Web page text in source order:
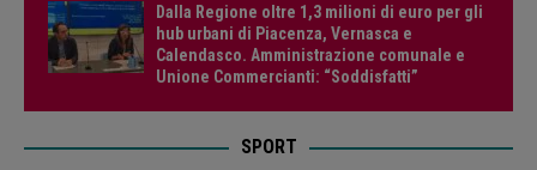
Dalla Regione oltre 1,3 milioni di euro per gli
hub urbani di Piacenza, Vernasca e
Calendasco. Amministrazione comunale e
Unione Commercianti: “Soddisfatti”
SPORT